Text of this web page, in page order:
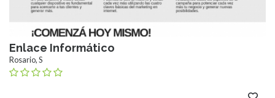
Enlace Informático
Rosario, S